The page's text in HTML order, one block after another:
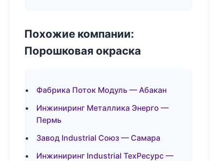
Похожие компании:
Порошковая окраска
Фабрика Поток Модуль — Абакан
Инжиниринг Металлика Энерго —
Пермь
Завод Industrial Союз — Самара
Инжиниринг Industrial ТехРесурс —